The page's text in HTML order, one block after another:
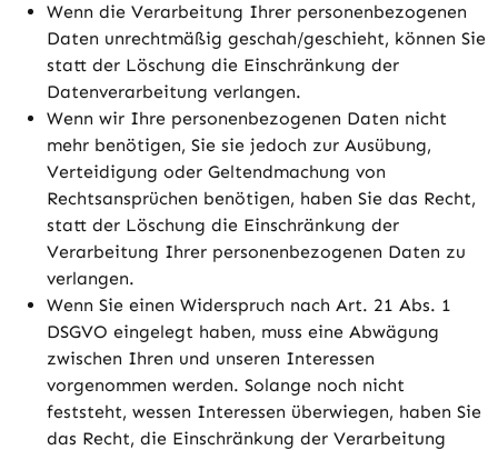
Wenn die Verarbeitung Ihrer personenbezogenen
Daten unrechtmäßig geschah/geschieht, können Sie
statt der Löschung die Einschränkung der
Datenverarbeitung verlangen.
Wenn wir Ihre personenbezogenen Daten nicht
mehr benötigen, Sie sie jedoch zur Ausübung,
Verteidigung oder Geltendmachung von
Rechtsansprüchen benötigen, haben Sie das Recht,
statt der Löschung die Einschränkung der
Verarbeitung Ihrer personenbezogenen Daten zu
verlangen.
Wenn Sie einen Widerspruch nach Art. 21 Abs. 1
DSGVO eingelegt haben, muss eine Abwägung
zwischen Ihren und unseren Interessen
vorgenommen werden. Solange noch nicht
feststeht, wessen Interessen überwiegen, haben Sie
das Recht, die Einschränkung der Verarbeitung